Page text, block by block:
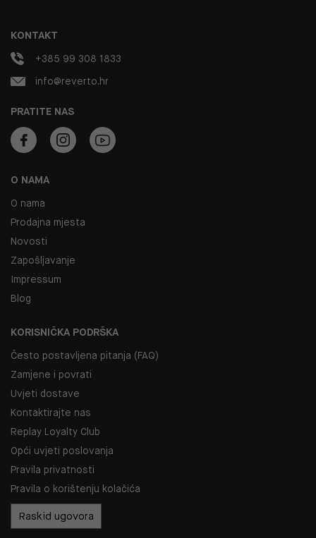
O NAMA
O nama
Prodajna mjesta
Novosti
Zapošljavanje
Impressum
Blog
KORISNIČKA PODRŠKA
Često postavljena pitanja (FAQ)
Zamjene i povrati
Uvjeti dostave
Kontaktirajte nas
Replay Loyalty Club
Opći uvjeti poslovanja
Pravila privatnosti
Pravila o korištenju kolačića
Raskid ugovora
PRATITE NAS
KONTAKT
+385 99 308 1833
info@reverto.hr